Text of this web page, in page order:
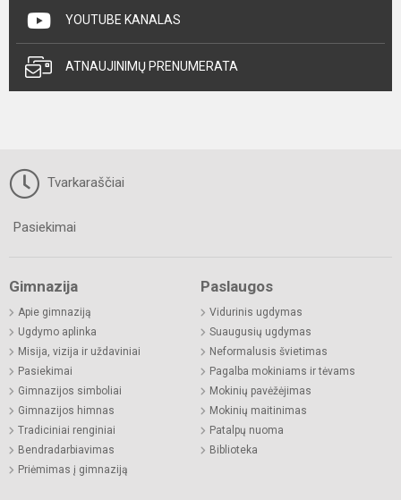
YOUTUBE KANALAS
ATNAUJINIMŲ PRENUMERATA
Tvarkaraščiai
Pasiekimai
Gimnazija
Apie gimnaziją
Ugdymo aplinka
Misija, vizija ir uždaviniai
Pasiekimai
Gimnazijos simboliai
Gimnazijos himnas
Tradiciniai renginiai
Bendradarbiavimas
Priėmimas į gimnaziją
Paslaugos
Vidurinis ugdymas
Suaugusių ugdymas
Neformalusis švietimas
Pagalba mokiniams ir tėvams
Mokinių pavėžėjimas
Mokinių maitinimas
Patalpų nuoma
Biblioteka